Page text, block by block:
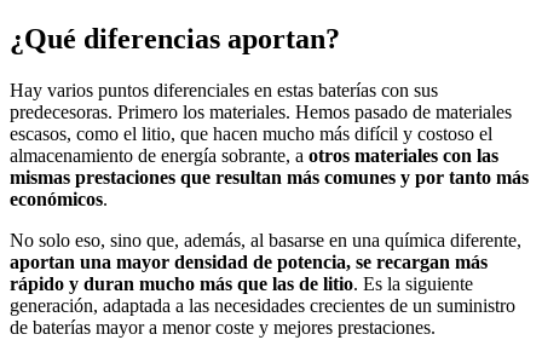
¿Qué diferencias aportan?
Hay varios puntos diferenciales en estas baterías con sus
predecesoras. Primero los materiales. Hemos pasado de materiales
escasos, como el litio, que hacen mucho más difícil y costoso el
almacenamiento de energía sobrante, a otros materiales con las
mismas prestaciones que resultan más comunes y por tanto más
económicos.
No solo eso, sino que, además, al basarse en una química diferente,
aportan una mayor densidad de potencia, se recargan más
rápido y duran mucho más que las de litio. Es la siguiente
generación, adaptada a las necesidades crecientes de un suministro
de baterías mayor a menor coste y mejores prestaciones.